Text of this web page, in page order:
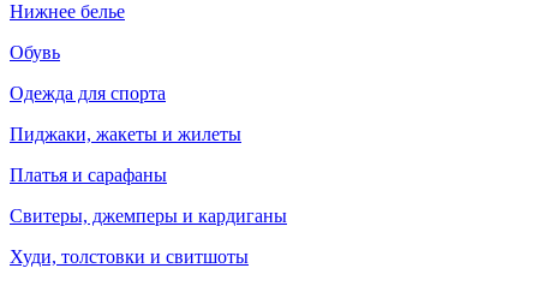
Нижнее белье
Обувь
Одежда для спорта
Пиджаки, жакеты и жилеты
Платья и сарафаны
Свитеры, джемперы и кардиганы
Худи, толстовки и свитшоты